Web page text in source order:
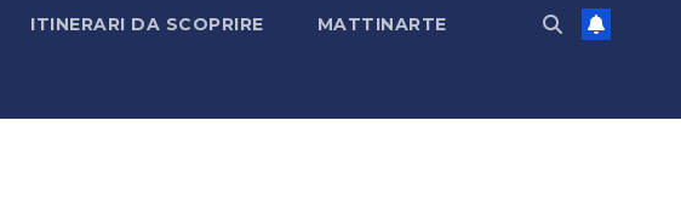
ITINERARI DA SCOPRIRE MATTINARTE